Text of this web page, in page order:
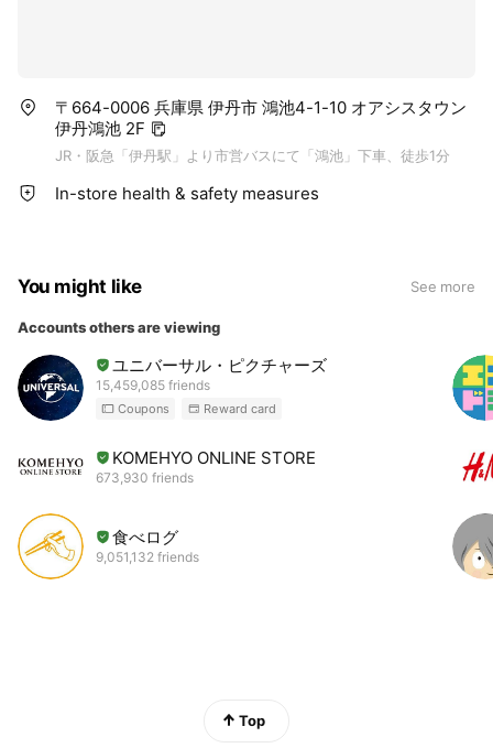
〒664-0006 兵庫県 伊丹市 鴻池4-1-10 オアシスタウン
伊丹鴻池 2F
JR・阪急「伊丹駅」より市営バスにて「鴻池」下車、徒歩1分
In-store health & safety measures
You might like See more
Accounts others are viewing
ユニバーサル・ピクチャーズ
15,459,085 friends
Coupons Reward card
KOMEHYO ONLINE STORE
673,930 friends
食べログ
9,051,132 friends
Top